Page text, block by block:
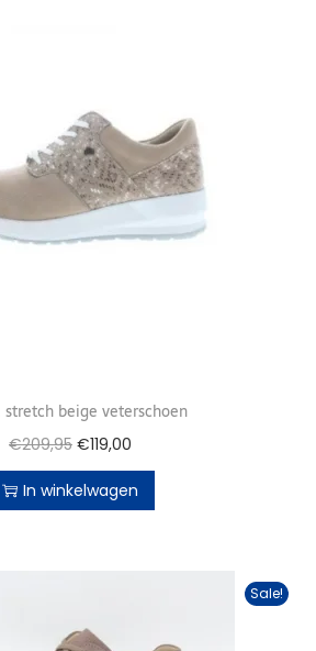
stretch beige veterschoen
€209,95 €119,00
In winkelwagen
Sale!